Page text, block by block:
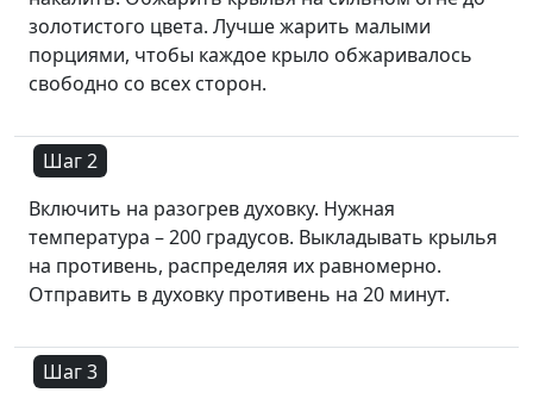
золотистого цвета. Лучше жарить малыми
порциями, чтобы каждое крыло обжаривалось
свободно со всех сторон.
Шаг 2
Включить на разогрев духовку. Нужная
температура – 200 градусов. Выкладывать крылья
на противень, распределяя их равномерно.
Отправить в духовку противень на 20 минут.
Шаг 3